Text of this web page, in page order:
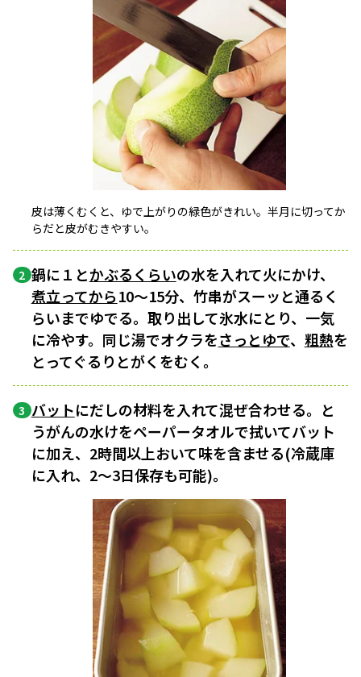
皮は薄くむくと、ゆで上がりの緑色がきれい。半月に切ってか
らだと皮がむきやすい。
2 鍋に１とかぶるくらいの水を入れて火にかけ、
煮立ってから10〜15分、竹串がスーッと通るく
らいまでゆでる。取り出して氷水にとり、一気
に冷やす。同じ湯でオクラをさっとゆで、 粗熱を
とってぐるりとがくをむく。
3 バットにだしの材料を入れて混ぜ合わせる。と
うがんの水けをペーパータオルで拭いてバット
に加え、2時間以上おいて味を含ませる(冷蔵庫
に入れ、2〜3日保存も可能)。